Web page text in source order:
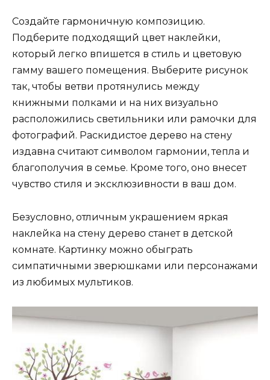
Создайте гармоничную композицию.
Подберите подходящий цвет наклейки,
который легко впишется в стиль и цветовую
гамму вашего помещения. Выберите рисунок
так, чтобы ветви протянулись между
книжными полками и на них визуально
расположились светильники или рамочки для
фотографий. Раскидистое дерево на стену
издавна считают символом гармонии, тепла и
благополучия в семье. Кроме того, оно внесет
чувство стиля и эксклюзивности в ваш дом.
Безусловно, отличным украшением яркая
наклейка на стену дерево станет в детской
комнате. Картинку можно обыграть
симпатичными зверюшками или персонажами
из любимых мультиков.